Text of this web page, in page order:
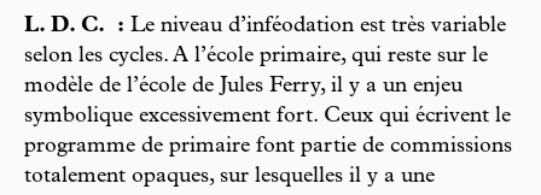
L. D. C. : Le niveau d’inféodation est très variable
selon les cycles. A l’école primaire, qui reste sur le
modèle de l’école de Jules Ferry, il y a un enjeu
symbolique excessivement fort. Ceux qui écrivent le
programme de primaire font partie de commissions
totalement opaques, sur lesquelles il y a une